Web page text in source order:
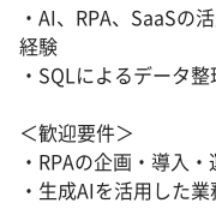
・AI、RPA、SaaSの
経験
・SQLによるデータ
＜歓迎要件＞
・RPAの企画・導入
・生成AIを活用した